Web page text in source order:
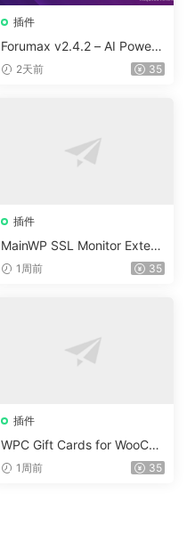
插件
Forumax v2.4.2 – AI Powere
d Advanced Community For
2天前 35
插件
MainWP SSL Monitor Extens
ion v5.2
1周前 35
插件
WPC Gift Cards for WooCo
mmerce (Premium) v1.0.2
1周前 35